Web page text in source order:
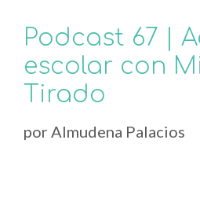
Podcast 67 |
escolar con
Tirado
por Almudena Palacios